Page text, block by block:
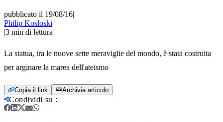
pubblicato il 19/08/16|
Philip Kosloski
|3 min di lettura
La statua, tra le nuove sette meraviglie del mondo, è stata costruita
per arginare la marea dell'ateismo
Copia il link Archivia articolo
Condividi su :